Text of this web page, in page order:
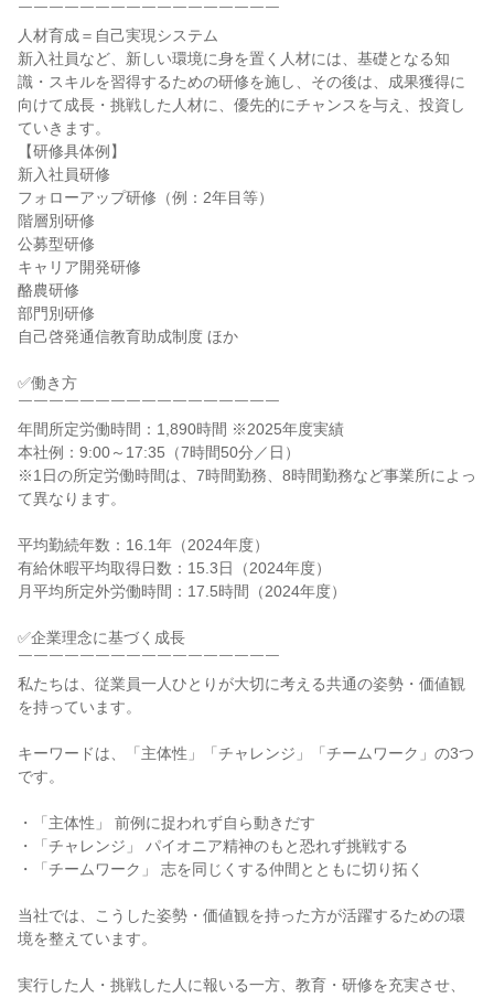
￣￣￣￣￣￣￣￣￣￣￣￣￣￣￣￣￣
人材育成＝自己実現システム
新入社員など、新しい環境に身を置く人材には、基礎となる知
識・スキルを習得するための研修を施し、その後は、成果獲得に
向けて成長・挑戦した人材に、優先的にチャンスを与え、投資し
ていきます。
【研修具体例】
新入社員研修
フォローアップ研修（例：2年目等）
階層別研修
公募型研修
キャリア開発研修
酪農研修
部門別研修
自己啓発通信教育助成制度 ほか
✅働き方
￣￣￣￣￣￣￣￣￣￣￣￣￣￣￣￣￣
年間所定労働時間：1,890時間 ※2025年度実績
本社例：9:00～17:35（7時間50分／日）
※1日の所定労働時間は、7時間勤務、8時間勤務など事業所によっ
て異なります。
平均勤続年数：16.1年（2024年度）
有給休暇平均取得日数：15.3日（2024年度）
月平均所定外労働時間：17.5時間（2024年度）
✅企業理念に基づく成長
￣￣￣￣￣￣￣￣￣￣￣￣￣￣￣￣￣
私たちは、従業員一人ひとりが大切に考える共通の姿勢・価値観
を持っています。
キーワードは、「主体性」「チャレンジ」「チームワーク」の3つ
です。
・「主体性」 前例に捉われず自ら動きだす
・「チャレンジ」 パイオニア精神のもと恐れず挑戦する
・「チームワーク」 志を同じくする仲間とともに切り拓く
当社では、こうした姿勢・価値観を持った方が活躍するための環
境を整えています。
実行した人・挑戦した人に報いる一方、教育・研修を充実させ、